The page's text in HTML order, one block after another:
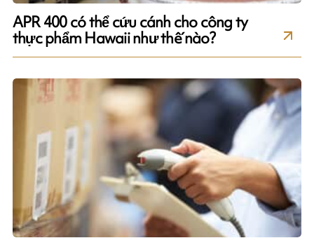
APR 400 có thể cứu cánh cho công ty
thực phẩm Hawaii như thế nào?